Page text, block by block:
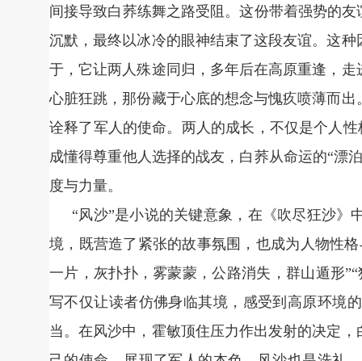
间接导致白荞练舞之路受阻。这份带着强势的
沉默，最终以冰冷的眼神结束了这段友谊。这
于，它让两人殊途同归，多年后在高原重逢，
心脏狂跳，那份藏于心底的想念与愧疚喷薄而
诠释了军人的使命。两人的成长，不仅是个人
成懂得尊重他人选择的战友，白荞从命运的“漂
度与力量。
“风沙”是小说的关键意象，在《吹尽狂沙
境，既营造了紧张的故事氛围，也成为人物性
一片，灰扑扑，雾蒙蒙，公路消失，群山遁形
写不仅让读者仿佛身临其境，感受到高原环境
当。在风沙中，霍敏顶住压力作出发射的决定